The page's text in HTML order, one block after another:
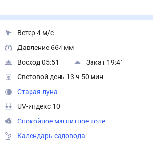
Ветер 4 м/с
Давление 664 мм
Восход 05:51
Закат 19:41
Световой день 13 ч 50 мин
Старая луна
UV-индекс 10
Спокойное магнитное поле
Календарь садовода